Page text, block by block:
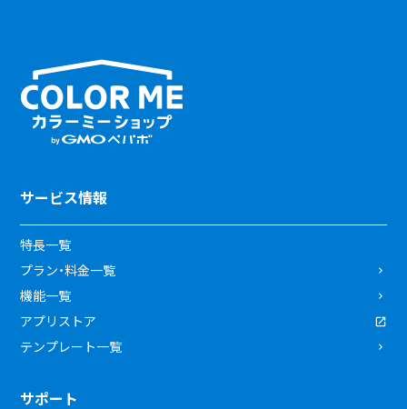
サービス情報
特長一覧
プラン・料金一覧
機能一覧
アプリストア
テンプレート一覧
サポート